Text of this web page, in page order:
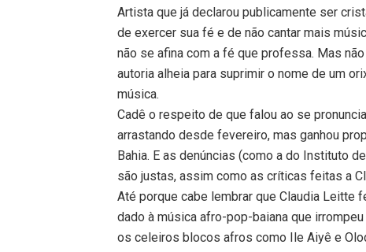
Artista que já declarou publicamente ser
de exercer sua fé e de não cantar mais
não se afina com a fé que professa. Mas
autoria alheia para suprimir o nome de um
música.
Cadê o respeito de que falou ao se
arrastando desde fevereiro, mas ganhou
Bahia. E as denúncias (como a do Instituto
são justas, assim como as críticas feitas a
Até porque cabe lembrar que Claudia Leitte
dado à música afro-pop-baiana que
os celeiros blocos afros como Ile Aiyê e